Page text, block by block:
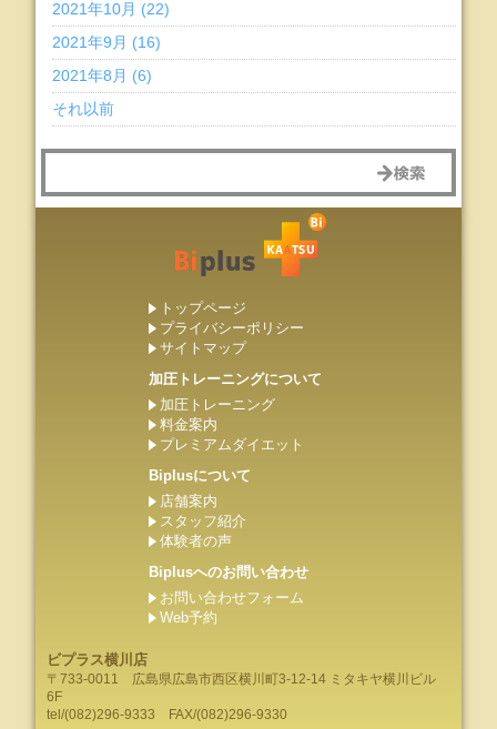
2021年10月 (22)
2021年9月 (16)
2021年8月 (6)
それ以前
トップページ
プライバシーポリシー
サイトマップ
加圧トレーニングについて
加圧トレーニング
料金案内
プレミアムダイエット
Biplusについて
店舗案内
スタッフ紹介
体験者の声
Biplusへのお問い合わせ
お問い合わせフォーム
Web予約
ビプラス横川店
〒733-0011 広島県広島市西区横川町3-12-14 ミタキヤ横川ビル
6F
tel/(082)296-9333 FAX/(082)296-9330